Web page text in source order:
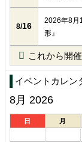
8/16
2026年8月
形』
これから開
イベントカレン
8月 2026
日 月